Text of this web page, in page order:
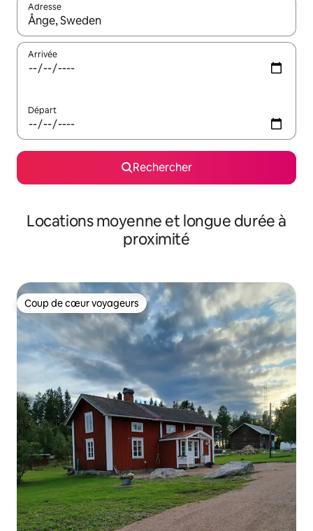
Adresse
Lorsque les résultats s'affichent, utilisez les flèches vers le
Arrivée
Départ
Rechercher
Locations moyenne et longue durée à
proximité
Coup de cœur voyageurs
Coup de cœur voyageurs